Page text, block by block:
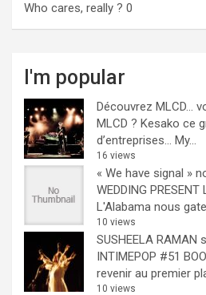
Who cares, really ? 0
I'm popular
Découvrez MLCD…
MLCD ? Kesako ce
d’entreprises… My...
16 views
« We have signal »
WEDDING PRESENT
L'Alabama nous
10 views
SUSHEELA
INTIMEPOP #51
revenir au premier
10 views